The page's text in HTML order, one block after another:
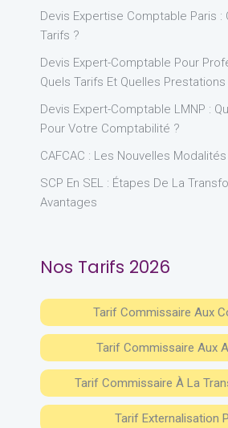
Devis Expertise Comptable Paris :
Tarifs ?
Devis Expert-Comptable Pour
Quels Tarifs Et Quelles
Devis Expert-Comptable LMNP :
Pour Votre Comptabilité ?
CAFCAC : Les Nouvelles Modalités
SCP En SEL : Étapes De La
Avantages
Nos Tarifs 2026
Tarif Commissaire Aux
Tarif Commissaire Aux
Tarif Commissaire À La
Tarif Externalisation